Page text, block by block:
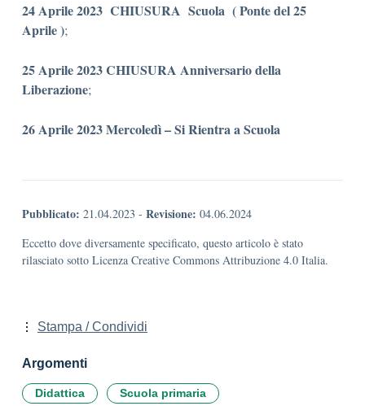
24 Aprile 2023 CHIUSURA Scuola ( Ponte del 25
Aprile );
25 Aprile 2023 CHIUSURA Anniversario della
Liberazione;
26 Aprile 2023 Mercoledì – Si Rientra a Scuola
Pubblicato: 21.04.2023 - Revisione: 04.06.2024
Eccetto dove diversamente specificato, questo articolo è stato
rilasciato sotto Licenza Creative Commons Attribuzione 4.0 Italia.
Stampa / Condividi
Argomenti
Didattica Scuola primaria